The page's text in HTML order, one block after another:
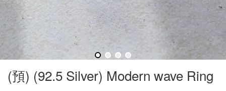
(預) (92.5 Silver) Modern wave Ring